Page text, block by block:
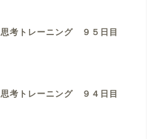
思考トレーニング ９５日目
思考トレーニング ９４日目